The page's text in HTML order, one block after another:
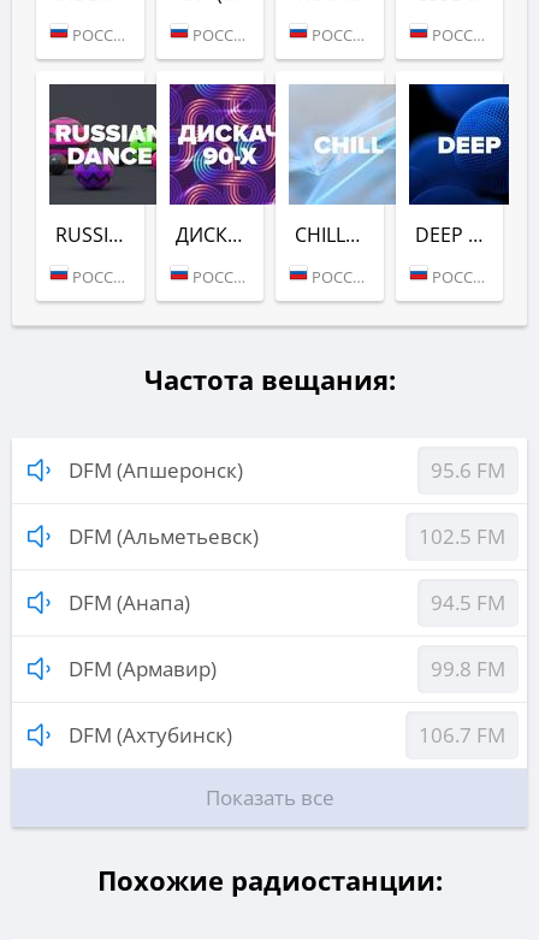
РОССИЯ (МОСКВА) РОССИЯ (МОСКВА) РОССИЯ (МОСКВА) РОССИЯ (МОСКВА)
RUSSIAN DANCE (DFM)
РОССИЯ (МОСКВА)
ДИСКАЧ 90-Х (DFM)
РОССИЯ (МОСКВА)
CHILL (DFM)
РОССИЯ (МОСКВА)
DEEP (DFM)
РОССИЯ (МОСКВА)
Частота вещания:
DFM (Апшеронск) 95.6 FM
DFM (Альметьевск) 102.5 FM
DFM (Анапа) 94.5 FM
DFM (Армавир) 99.8 FM
DFM (Ахтубинск) 106.7 FM
Показать все
Похожие радиостанции: